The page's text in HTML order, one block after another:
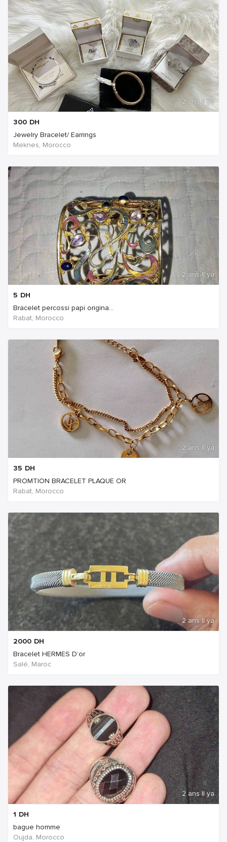
2 ans Il ya
300 DH
Jewelry Bracelet/ Earrings
Meknes, Morocco
2 ans Il ya
5 DH
Bracelet percossi papi origina...
Rabat, Morocco
2 ans Il ya
35 DH
PROMTION BRACELET PLAQUE OR
Rabat, Morocco
2 ans Il ya
2000 DH
Bracelet HERMES D’or
Salé, Maroc
2 ans Il ya
1 DH
bague homme
Oujda, Morocco